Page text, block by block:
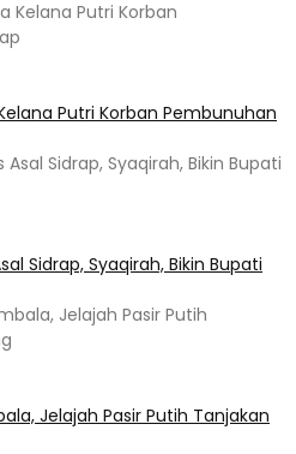
Putri Korban Pembunuhan
Sidrap, Syaqirah, Bikin Bupati
Jelajah Pasir Putih Tanjakan